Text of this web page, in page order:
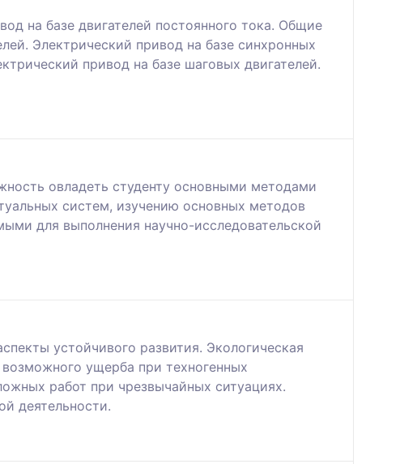
на базе двигателей постоянного тока. Общие
Электрический привод на базе синхронных
привод на базе шаговых двигателей.
овладеть студенту основными методами
систем, изучению основных методов
для выполнения научно-исследовательской
устойчивого развития. Экологическая
ущерба при техногенных
работ при чрезвычайных ситуациях.
деятельности.